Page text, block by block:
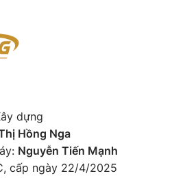
dựng
Hồng Nga
Nguyễn Tiến Mạnh
cấp ngày 22/4/2025